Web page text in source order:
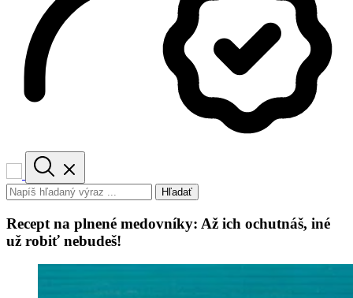
Hľadať
Recept na plnené medovníky: Až ich ochutnáš, iné
už robiť nebudeš!